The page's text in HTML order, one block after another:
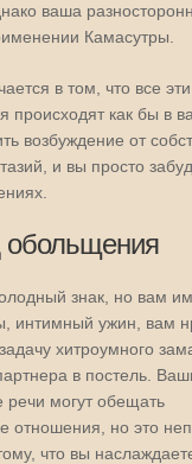
ваша
Камасутры.
в том, что все эти
происходят как бы в
возбуждение от
и вы просто
знак, но вам
интимный ужин, вам
хитроумного
в постель.
речи могут обещать
отношения, но это
что вы